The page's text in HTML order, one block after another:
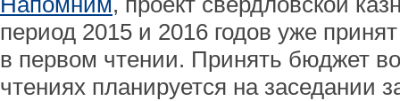
период 2015 и 2016 годов уже
в первом чтении. Принять бюджет
чтениях планируется на заседании